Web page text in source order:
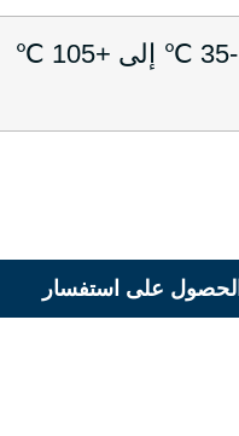
-35 ℃ إلى +105 ℃
الحصول على استفسار